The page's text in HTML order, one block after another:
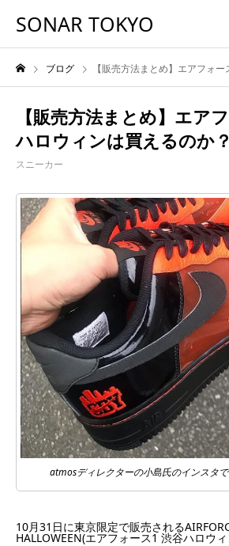
SONAR TOKYO
ブログ 【販売方法まとめ】エアフォース1
【販売方法まとめ】エア
ハロウィンは買えるのか？
スニーカー
atmosディレクターの小島氏のインスタ
10月31日に東京限定で販売される
HALLOWEEN(エアフォース1 渋谷ハロウィ